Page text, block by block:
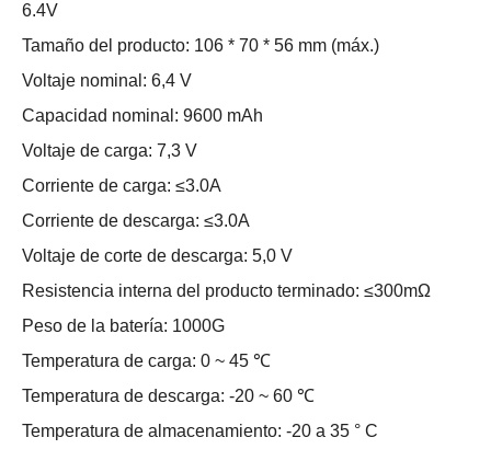
6.4V
Tamaño del producto: 106 * 70 * 56 mm (máx.)
Voltaje nominal: 6,4 V
Capacidad nominal: 9600 mAh
Voltaje de carga: 7,3 V
Corriente de carga: ≤3.0A
Corriente de descarga: ≤3.0A
Voltaje de corte de descarga: 5,0 V
Resistencia interna del producto terminado: ≤300mΩ
Peso de la batería: 1000G
Temperatura de carga: 0 ~ 45 ℃
Temperatura de descarga: -20 ~ 60 ℃
Temperatura de almacenamiento: -20 a 35 ° C